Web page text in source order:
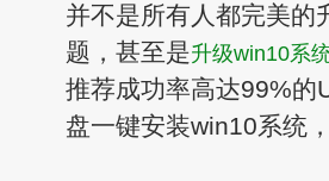
并不是所有人都完美的
题，甚至是升级win10系
推荐成功率高达99%的
盘一键安装win10系统